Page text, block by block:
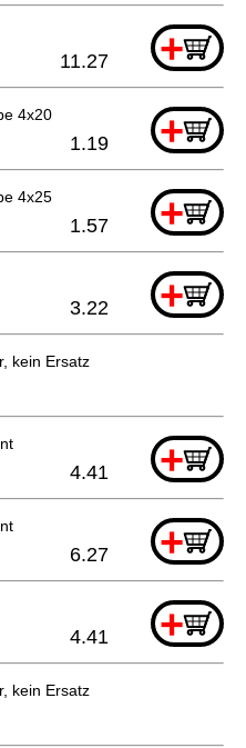
+
11.27
4x20 +
1.19
4x25 +
1.57
+
3.22
kein Ersatz
+
4.41
+
6.27
+
4.41
kein Ersatz